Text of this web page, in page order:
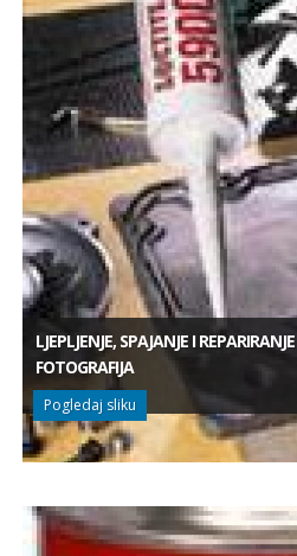
LJEPLJENJE, SPAJANJE I
FOTOGRAFIJA
Pogledaj sliku